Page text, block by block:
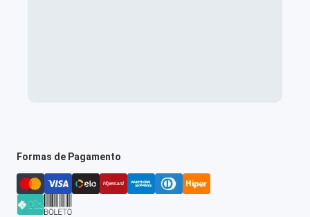
Formas de Pagamento